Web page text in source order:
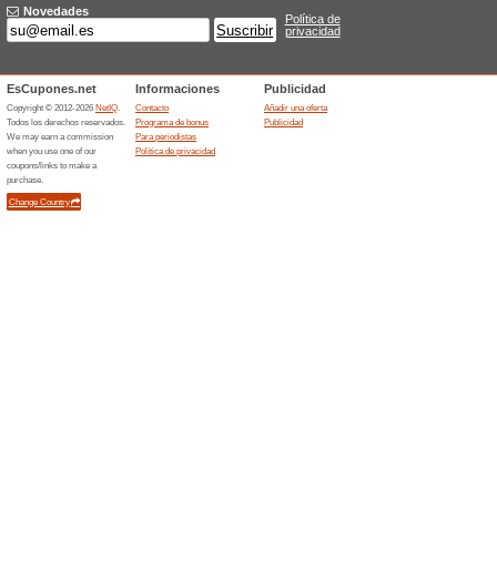
activar tus vales.
3x2 en el catalogo
promocion